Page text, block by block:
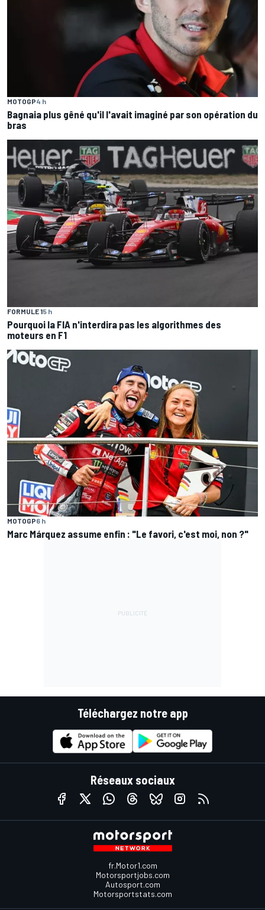
MOTOGP4 h
Bagnaia plus gêné qu'il l'avait imaginé par son opération du
bras
FORMULE 15 h
Pourquoi la FIA n'interdira pas les algorithmes des
moteurs en F1
MOTOGP6 h
Marc Márquez assume enfin : "Le favori, c'est moi, non ?"
Téléchargez notre app
Réseaux sociaux
fr.Motor1.com
Motorsportjobs.com
Autosport.com
Motorsportstats.com